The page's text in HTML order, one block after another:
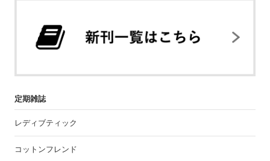
定期雑誌
レディブティック
コットンフレンド